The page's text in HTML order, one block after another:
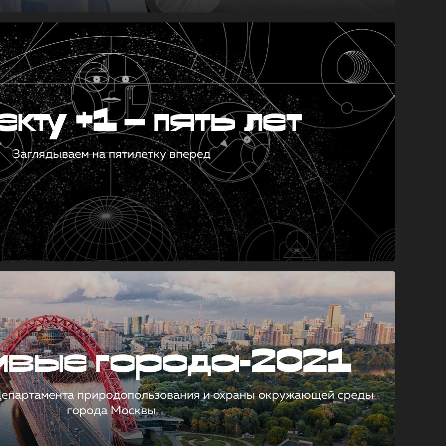
+1 — пять лет
Заглядываем на пятилетку вперед
города-2021
природопользования и охраны окружающей среды
города Москвы